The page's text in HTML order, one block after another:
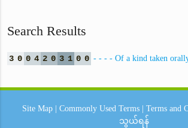
Search Results
3 0 0 4 2 0 3 1 0 0 - - - - Of a kind taken
Site Map Commonly Used Terms Terms and
သွယ်ရန်